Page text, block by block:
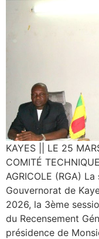
KAYES || LE 25
COMITÉ
AGRICOLE (RGA)
Gouvernorat de
2026, la 3ème
du Recensement
présidence de